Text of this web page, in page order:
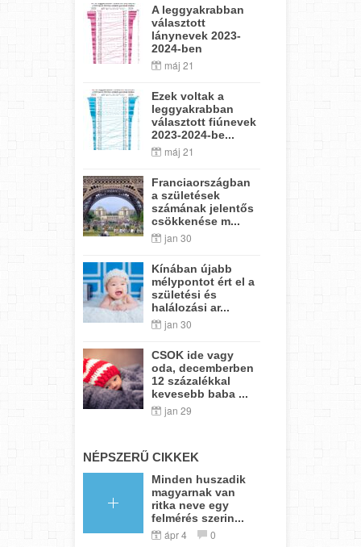
A leggyakrabban
választott
lánynevek 2023-
2024-ben
máj 21
Ezek voltak a
leggyakrabban
választott fiúnevek
2023-2024-be...
máj 21
Franciaországban
a születések
számának jelentős
csökkenése m...
jan 30
Kínában újabb
mélypontot ért el a
születési és
halálozási ar...
jan 30
CSOK ide vagy
oda, decemberben
12 százalékkal
kevesebb baba ...
jan 29
NÉPSZERŰ CIKKEK
Minden huszadik
magyarnak van
ritka neve egy
felmérés szerin...
ápr 4 0